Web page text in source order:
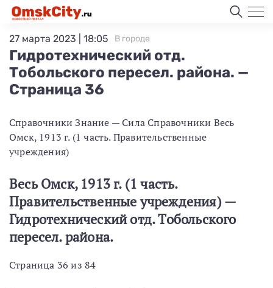
Гидротехнический отд.
Тобольского пересел. района. —
Страница 36
27 марта 2023 | 18:05 В городе
Справочники Знание — Сила Справочники Весь
Омск, 1913 г. (1 часть. Правительственные
учреждения)
Весь Омск, 1913 г. (1 часть.
Правительственные учреждения) —
Гидротехнический отд. Тобольского
пересел. района.
Страница 36 из 84